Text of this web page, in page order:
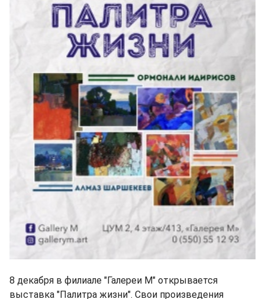
8 декабря в филиале "Галереи М" открывается
выставка "Палитра жизни". Свои произведения